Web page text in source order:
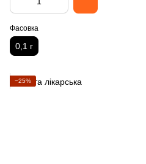
Фасовка
0,1 г
−25%